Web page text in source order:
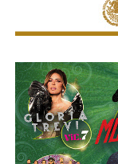
competencia
mejorar la
“Hoy el gremio
es buena. Ellos
mejor servicio,
opción que
La titular de la